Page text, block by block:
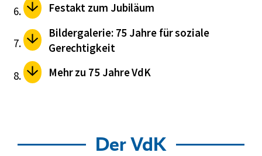
Festakt zum Jubiläum
Bildergalerie: 75 Jahre für soziale
Gerechtigkeit
Mehr zu 75 Jahre VdK
Der VdK